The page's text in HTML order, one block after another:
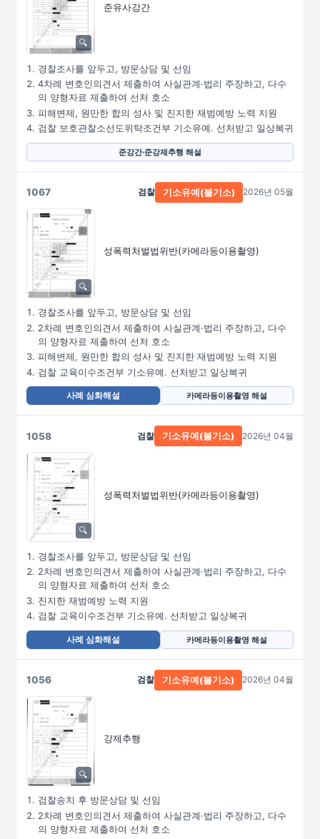
준유사강간
경찰조사를 앞두고, 방문상담 및 선임
4차례 변호인의견서 제출하여 사실관계·법리 주장하고, 다수
의 양형자료 제출하여 선처 호소
피해변제, 원만한 합의 성사 및 진지한 재범예방 노력 지원
검찰 보호관찰소선도위탁조건부 기소유예. 선처받고 일상복귀
준강간·준강제추행 해설
1067
성폭력처벌법위반(카메라등이용촬영)
검찰 기소유예(불기소) 2026년 05월
경찰조사를 앞두고, 방문상담 및 선임
2차례 변호인의견서 제출하여 사실관계·법리 주장하고, 다수
의 양형자료 제출하여 선처 호소
피해변제, 원만한 합의 성사 및 진지한 재범예방 노력 지원
검찰 교육이수조건부 기소유예. 선처받고 일상복귀
사례 심화해설 카메라등이용촬영 해설
1058
성폭력처벌법위반(카메라등이용촬영)
검찰 기소유예(불기소) 2026년 04월
경찰조사를 앞두고, 방문상담 및 선임
2차례 변호인의견서 제출하여 사실관계·법리 주장하고, 다수
의 양형자료 제출하여 선처 호소
진지한 재범예방 노력 지원
검찰 교육이수조건부 기소유예. 선처받고 일상복귀
사례 심화해설 카메라등이용촬영 해설
1056
강제추행
검찰 기소유예(불기소) 2026년 04월
검찰송치 후 방문상담 및 선임
2차례 변호인의견서 제출하여 사실관계·법리 주장하고, 다수
의 양형자료 제출하여 선처 호소